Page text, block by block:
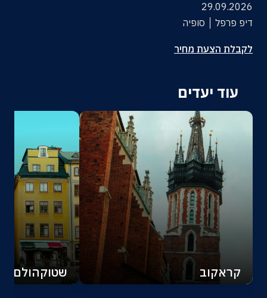
29.09.2026
דיפ פרפל
סופיה
לקבלת הצעת מחיר
עוד יעדים
קראקוב שטוקהולם